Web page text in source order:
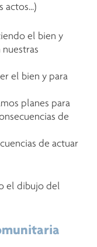
actos…)
el bien y
nuestras
el bien y para
planes para
de
de actuar
el dibujo del